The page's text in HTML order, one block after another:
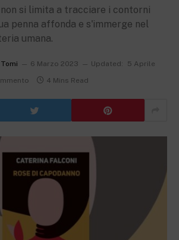
si limita a tracciare i contorni
penna affonda e s'immerge nel
umana.
6 Marzo 2023 Updated:
5 Aprile
4 Mins Read